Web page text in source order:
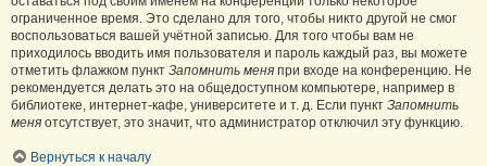
ограниченное время. Это сделано для того, чтобы никто другой не смог
воспользоваться вашей учётной записью. Для того чтобы вам не
приходилось вводить имя пользователя и пароль каждый раз, вы можете
отметить флажком пункт Запомнить меня при входе на конференцию. Не
рекомендуется делать это на общедоступном компьютере, например в
библиотеке, интернет-кафе, университете и т. д. Если пункт Запомнить
меня отсутствует, это значит, что администратор отключил эту функцию.
Вернуться к началу